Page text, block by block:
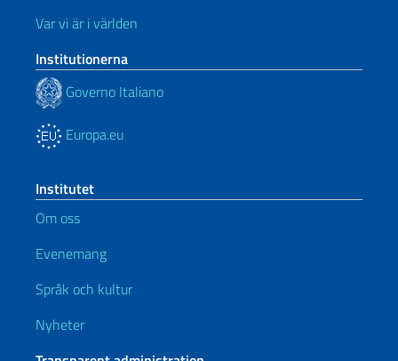
Var vi är i världen
Institutionerna
Governo Italiano
Europa.eu
Institutet
Om oss
Evenemang
Språk och kultur
Nyheter